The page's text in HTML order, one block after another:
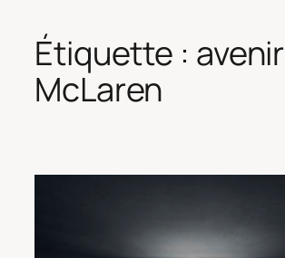
Étiquette : avenir
McLaren